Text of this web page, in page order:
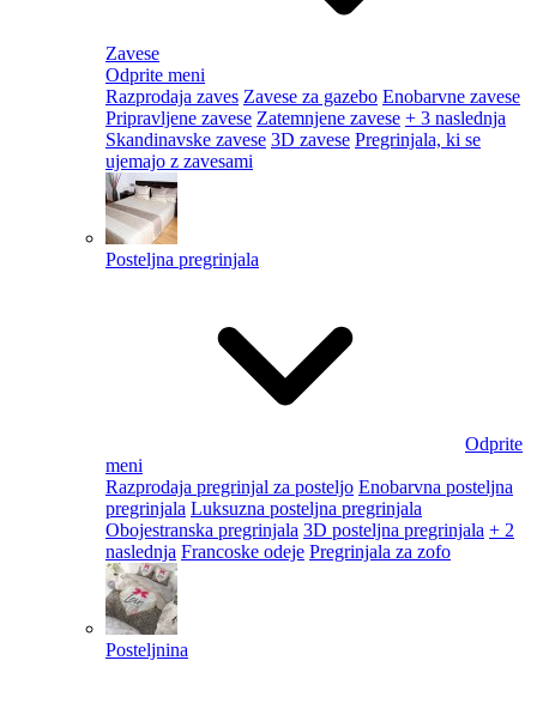
Zavese
Odprite meni
Razprodaja zaves Zavese za gazebo Enobarvne zavese
Pripravljene zavese Zatemnjene zavese + 3 naslednja
Skandinavske zavese 3D zavese Pregrinjala, ki se
ujemajo z zavesami
Posteljna pregrinjala
Odprite
meni
Razprodaja pregrinjal za posteljo Enobarvna posteljna
pregrinjala Luksuzna posteljna pregrinjala
Obojestranska pregrinjala 3D posteljna pregrinjala + 2
naslednja Francoske odeje Pregrinjala za zofo
Posteljnina